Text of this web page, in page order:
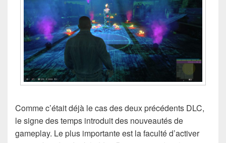
Comme c’était déjà le cas des deux précédents DLC,
le signe des temps introduit des nouveautés de
gameplay. Le plus importante est la faculté d’activer